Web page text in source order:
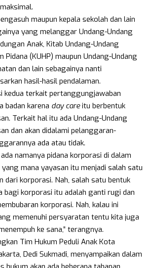
maupun kepala sekolah dan lain
yang melanggar Undang-Undang
Anak, Kitab Undang-Undang
Pidana (KUHP) maupun Undang-Undang
dan lain sebagainya nanti
hasil-hasil pendalaman.
kedua terkait pertanggungjawaban
badan karena day careitu berbentuk
Terkait hal itu ada Undang-Undang
dan akan didalami pelanggaran-
ada atau tidak.
ada namanya pidana korporasi di dalam
yang mana yayasan itu menjadi salah satu
dari korporasi. Nah, salah satu bentuk
bagi korporasi itu adalah ganti rugi dan
korporasi. Nah, kalau ini
memenuhi persyaratan tentu kita juga
ke sana,” terangnya.
Tim Hukum Peduli Anak Kota
Dedi Sukmadi, menyampaikan dalam